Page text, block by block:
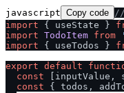
javascript Copy code //
import { useState }
import TodoItem from
import { useTodos }
export default
const [inputValue,
const { todos,